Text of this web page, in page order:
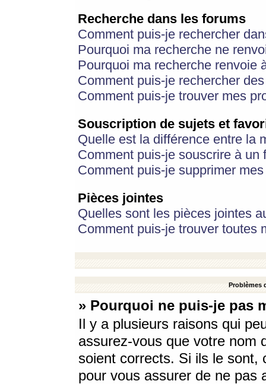
Recherche dans les forums
Comment puis-je rechercher
Pourquoi ma recherche ne
Pourquoi ma recherche renvoie
Comment puis-je rechercher
Comment puis-je trouver mes
Souscription de sujets et
Quelle est la différence entre la
Comment puis-je souscrire à
Comment puis-je supprimer
Pièces jointes
Quelles sont les pièces jointes
Comment puis-je trouver toutes
Problèmes
» Pourquoi ne puis-je pas
Il y a plusieurs raisons qui
assurez-vous que votre nom
soient corrects. Si ils le sont,
pour vous assurer de ne pas